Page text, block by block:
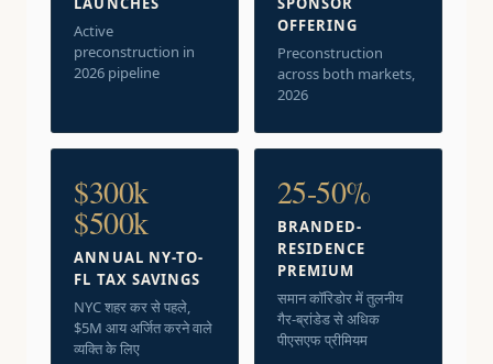
Active
preconstruction in
2026 pipeline
OFFERING
Preconstruction
across both markets,
2026
$300k
$500k
ANNUAL NY-TO-
FL TAX SAVINGS
NYC शहर कर से पहले,
$5M आय अर्जित करने वाले
व्यक्ति के लिए
25-50%
BRANDED-
RESIDENCE
PREMIUM
समान कॉरिडोर में तुलनीय
गैर-ब्रांडेड से अधिक
पीएसएफ प्रीमियम